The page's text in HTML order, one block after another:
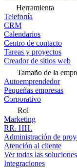
Herramienta
Telefonía
CRM
Calendarios
Centro de contacto
Tareas y proyectos
Creador de sitios web
Tamaño de la
Autoemprendedor
Pequeñas empresas
Corporativo
Rol
Marketing
RR. HH.
Administración de
Atención al cliente
Ver todas las soluciones
Integraciones